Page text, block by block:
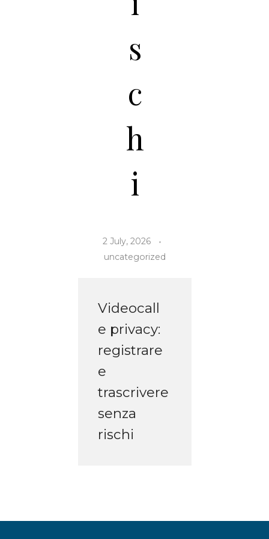
s
c
h
i
2 July, 2026
uncategorized
Videocall
e privacy:
registrare
e
trascrivere
senza
rischi